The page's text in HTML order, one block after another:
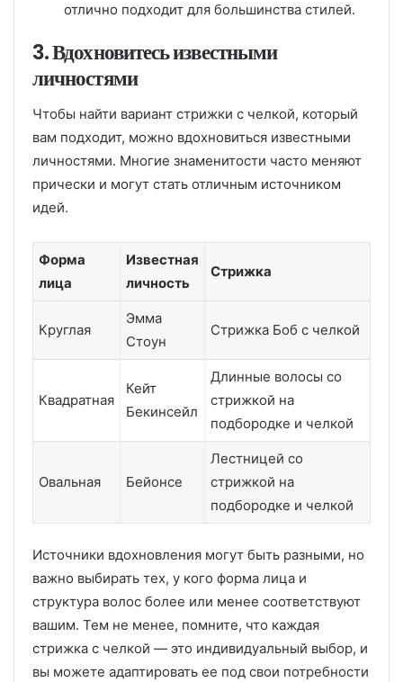
отлично подходит для большинства стилей.
3. Вдохновитесь известными
личностями
Чтобы найти вариант стрижки с челкой, который
вам подходит, можно вдохновиться известными
личностями. Многие знаменитости часто меняют
прически и могут стать отличным источником
идей.
Форма
лица
Известная
личность
Стрижка
Круглая
Эмма
Стоун
Стрижка Боб с челкой
Квадратная
Кейт
Бекинсейл
Длинные волосы со
стрижкой на
подбородке и челкой
Овальная Бейонсе
Лестницей со
стрижкой на
подбородке и челкой
Источники вдохновления могут быть разными, но
важно выбирать тех, у кого форма лица и
структура волос более или менее соответствуют
вашим. Тем не менее, помните, что каждая
стрижка с челкой — это индивидуальный выбор, и
вы можете адаптировать ее под свои потребности